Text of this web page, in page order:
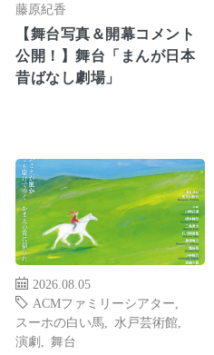
藤原紀香
【舞台写真＆開幕コメント
公開！】舞台「まんが日本
昔ばなし劇場」
2026.08.05
ACMファミリーシアター
スーホの白い馬
水戸芸術館
演劇
舞台